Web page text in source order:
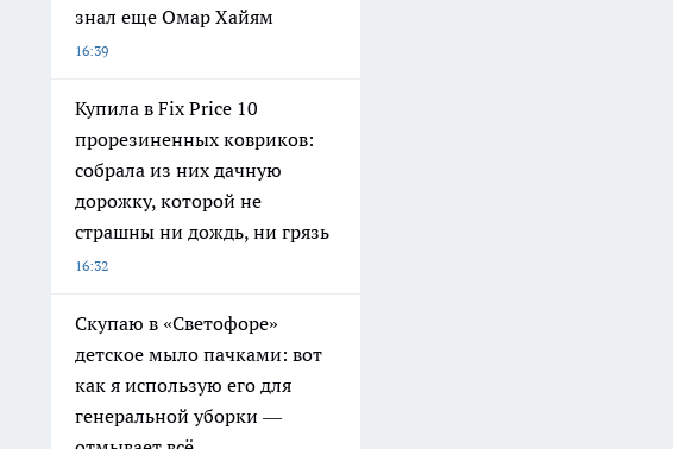
знал еще Омар Хайям
16:39
Купила в Fix Price 10
прорезиненных ковриков:
собрала из них дачную
дорожку, которой не
страшны ни дождь, ни грязь
16:32
Скупаю в «Светофоре»
детское мыло пачками: вот
как я использую его для
генеральной уборки —